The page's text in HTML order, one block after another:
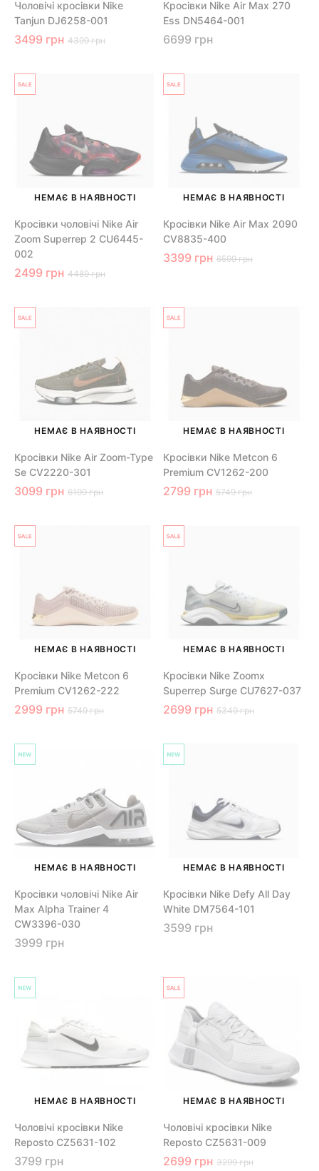
Чоловічі кросівки Nike
Tanjun DJ6258-001
3499 грн 4399 грн
Кросівки Nike Air Max 270
Ess DN5464-001
6699 грн
НЕМАЄ В НАЯВНОСТІ
Кросівки чоловічі Nike Air
Zoom Superrep 2 CU6445-
002
2499 грн 4489 грн
НЕМАЄ В НАЯВНОСТІ
Кросівки Nike Air Max 2090
CV8835-400
3399 грн 6599 грн
НЕМАЄ В НАЯВНОСТІ
Кросівки Nike Air Zoom-Type
Se CV2220-301
3099 грн 6199 грн
НЕМАЄ В НАЯВНОСТІ
Кросівки Nike Metcon 6
Premium CV1262-200
2799 грн 5749 грн
НЕМАЄ В НАЯВНОСТІ
Кросівки Nike Metcon 6
Premium CV1262-222
2999 грн 5749 грн
НЕМАЄ В НАЯВНОСТІ
Кросівки Nike Zoomx
Superrep Surge CU7627-037
2699 грн 5349 грн
НЕМАЄ В НАЯВНОСТІ
Кросівки чоловічі Nike Air
Max Alpha Trainer 4
CW3396-030
3999 грн
НЕМАЄ В НАЯВНОСТІ
Кросівки Nike Defy All Day
White DM7564-101
3599 грн
НЕМАЄ В НАЯВНОСТІ
Чоловічі кросівки Nike
Reposto CZ5631-102
3799 грн
НЕМАЄ В НАЯВНОСТІ
Чоловічі кросівки Nike
Reposto CZ5631-009
2699 грн 3299 грн